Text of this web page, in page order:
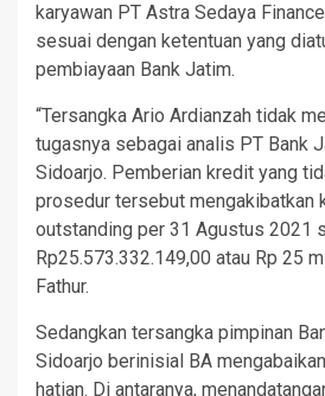
karyawan PT Astra Sedaya
sesuai dengan ketentuan yang
pembiayaan Bank Jatim.
“Tersangka Ario Ardianzah tidak
tugasnya sebagai analis PT Bank
Sidoarjo. Pemberian kredit yang
prosedur tersebut mengakibatkan
outstanding per 31 Agustus 2021
Rp25.573.332.149,00 atau Rp 25
Fathur.
Sedangkan tersangka pimpinan
Sidoarjo berinisial BA
hatian. Di antaranya,